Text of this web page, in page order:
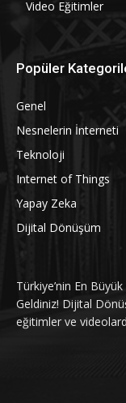
Video Eğitimler
Popüler
Genel
Nesnelerin İnterneti
Teknoloji
Internet of Things
Yapay Zeka
Dijital Dönüşüm
Türkiye’nin En
Geldiniz! Dijital
eğitimler ve